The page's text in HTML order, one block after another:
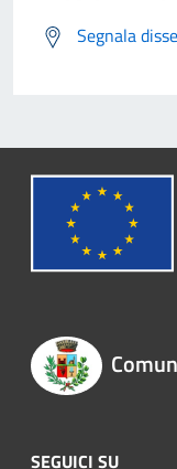
Segnala
SEGUICI SU